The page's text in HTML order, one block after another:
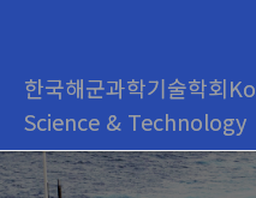
한국해군과학기술학회
Science & Technology